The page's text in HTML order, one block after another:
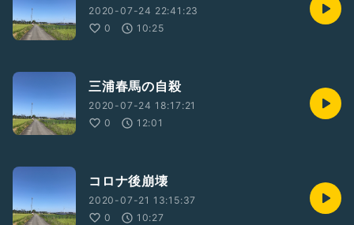
2020-07-24 22:41:23
0
10:25
三浦春馬の自殺
2020-07-24 18:17:21
0
12:01
コロナ後崩壊
2020-07-21 13:15:37
0
10:27